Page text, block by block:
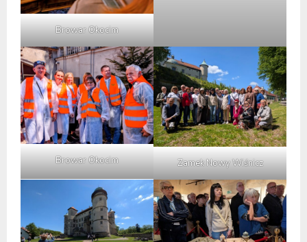
Browar Okocim
Browar Okocim Zamek Nowy Wiśnicz